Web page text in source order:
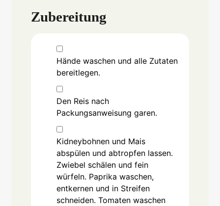
Zubereitung
Hände waschen und alle Zutaten
bereitlegen.
Den Reis nach
Packungsanweisung garen.
Kidneybohnen und Mais
abspülen und abtropfen lassen.
Zwiebel schälen und fein
würfeln. Paprika waschen,
entkernen und in Streifen
schneiden. Tomaten waschen